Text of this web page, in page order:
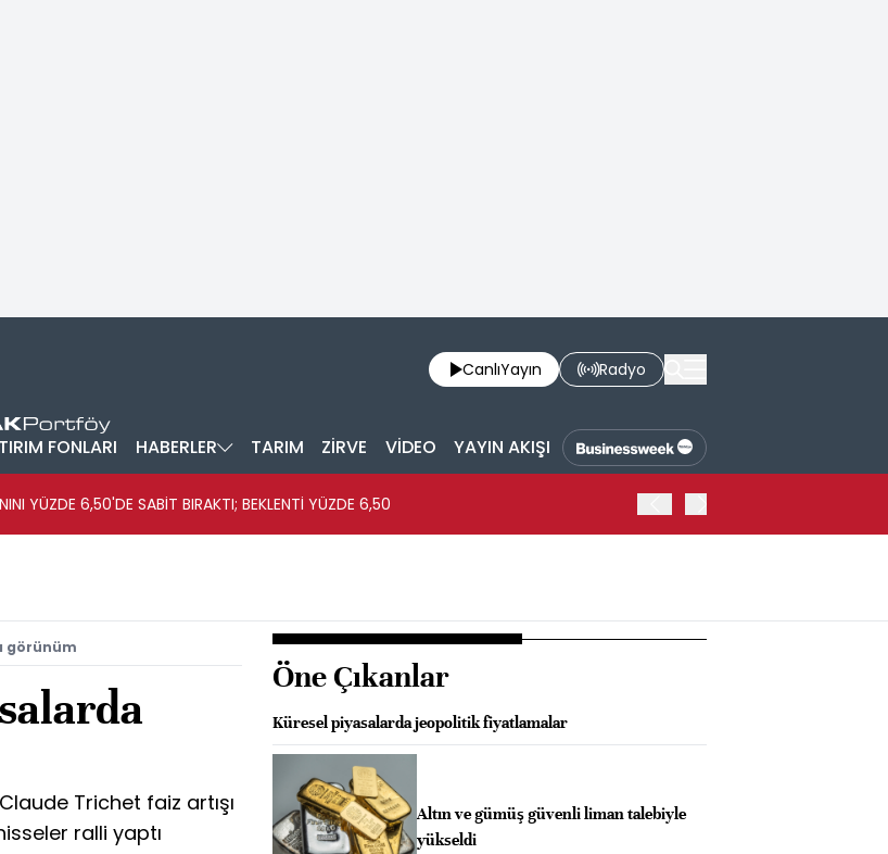
CanlıYayın Radyo
FONLARI HABERLER TARIM ZİRVE VİDEO YAYIN AKIŞI
YÜZDE 6,50'DE SABİT BIRAKTI; BEKLENTİ YÜZDE 6,50
görünüm
Trichet faiz artışı
ralli yaptı
Öne Çıkanlar
Küresel piyasalarda jeopolitik fiyatlamalar
Altın ve gümüş güvenli liman talebiyle
yükseldi